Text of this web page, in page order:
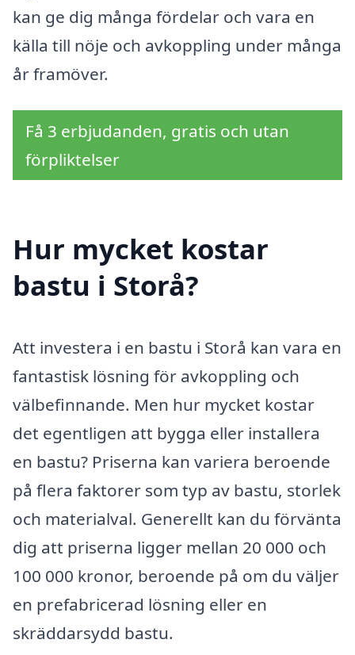
kan ge dig många fördelar och vara en
källa till nöje och avkoppling under många
år framöver.
Få 3 erbjudanden, gratis och utan
förpliktelser
Hur mycket kostar
bastu i Storå?
Att investera i en bastu i Storå kan vara en
fantastisk lösning för avkoppling och
välbefinnande. Men hur mycket kostar
det egentligen att bygga eller installera
en bastu? Priserna kan variera beroende
på flera faktorer som typ av bastu, storlek
och materialval. Generellt kan du förvänta
dig att priserna ligger mellan 20 000 och
100 000 kronor, beroende på om du väljer
en prefabricerad lösning eller en
skräddarsydd bastu.